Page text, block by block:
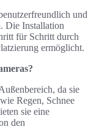
und
Die Installation
für Schritt durch
ermöglicht.
da sie
Regen, Schnee
sie eine
den